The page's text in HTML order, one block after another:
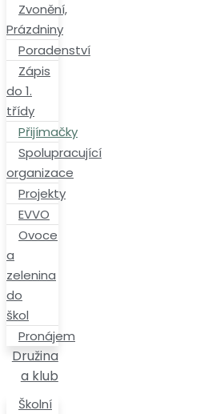
Zvonění,
Prázdniny
Poradenství
Zápis
do 1.
třídy
Přijímačky
Spolupracující
organizace
Projekty
EVVO
Ovoce
a
zelenina
do
škol
Pronájem
Družina
a klub
Školní